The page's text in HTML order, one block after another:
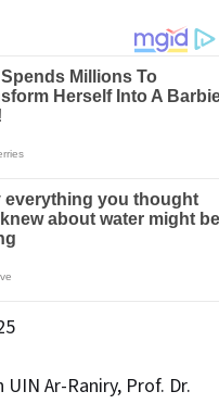
Ar-Raniry, Prof. Dr.